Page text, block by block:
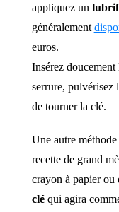
appliquez un
généralement
euros.
Insérez
serrure, pulvérisez
de tourner la clé.
Une autre
recette de grand
crayon à papier ou
clé qui agira